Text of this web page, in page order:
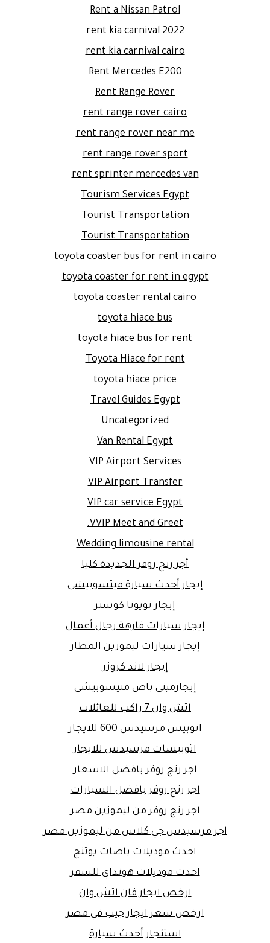
Rent a Nissan Patrol
rent kia carnival 2022
rent kia carnival cairo
Rent Mercedes E200
Rent Range Rover
rent range rover cairo
rent range rover near me
rent range rover sport
rent sprinter mercedes van
Tourism Services Egypt
Tourist Transportation
Tourist Transportation
toyota coaster bus for rent in cairo
toyota coaster for rent in egypt
toyota coaster rental cairo
toyota hiace bus
toyota hiace bus for rent
Toyota Hiace for rent
toyota hiace price
Travel Guides Egypt
Uncategorized
Van Rental Egypt
VIP Airport Services
VIP Airport Transfer
VIP car service Egypt
VVIP Meet and Greet.
Wedding limousine rental
أجر رنج روفر الجديدة كليا
إيجار أحدث سيارة ميتسوبيشى
إيجار تويوتا كوستر
إيجار سيارات فارهة رجال أعمال
إيجار سيارات ليموزين المطار
إيجار لاند كروزر
إيجارمينى باص متيسوبيشى
اتش وان 7 راكب للعائلات
اتوبيس مرسيدس 600 للايجار
اتوبيسات مرسيدس للايجار
اجر رنج روفر بافضل الاسعار
اجر رنج روفر بافضل السيارات
اجر رنج روفر من ليموزين مصر
اجر مرسيدس جي كلاس من ليموزين مصر
احدث موديلات باصات يوتنج
احدث موديلات هونداي للسفر
ارخص ايجار فان اتش وان
ارخص سعر ايجار جيب في مصر
استئجار أحدث سيارة